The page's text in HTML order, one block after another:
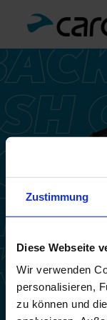
Zustimmung
Diese Webseite
Wir verwenden
personalisieren,
zu können und